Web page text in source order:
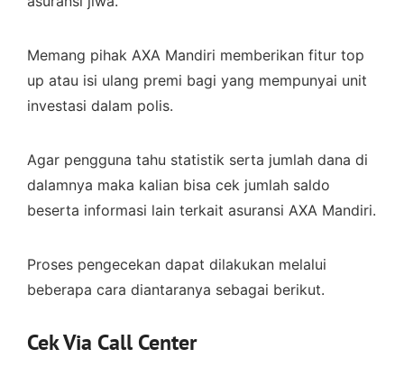
Memang pihak AXA Mandiri memberikan fitur top
up atau isi ulang premi bagi yang mempunyai unit
investasi dalam polis.
Agar pengguna tahu statistik serta jumlah dana di
dalamnya maka kalian bisa cek jumlah saldo
beserta informasi lain terkait asuransi AXA Mandiri.
Proses pengecekan dapat dilakukan melalui
beberapa cara diantaranya sebagai berikut.
Cek Via Call Center